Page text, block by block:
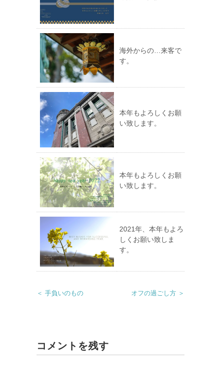
海外からの…来客で
す。
本年もよろしくお願
い致します。
本年もよろしくお願
い致します。
2021年、本年もよろ
しくお願い致しま
す。
＜ 手負いのもの オフの過ごし方 ＞
コメントを残す